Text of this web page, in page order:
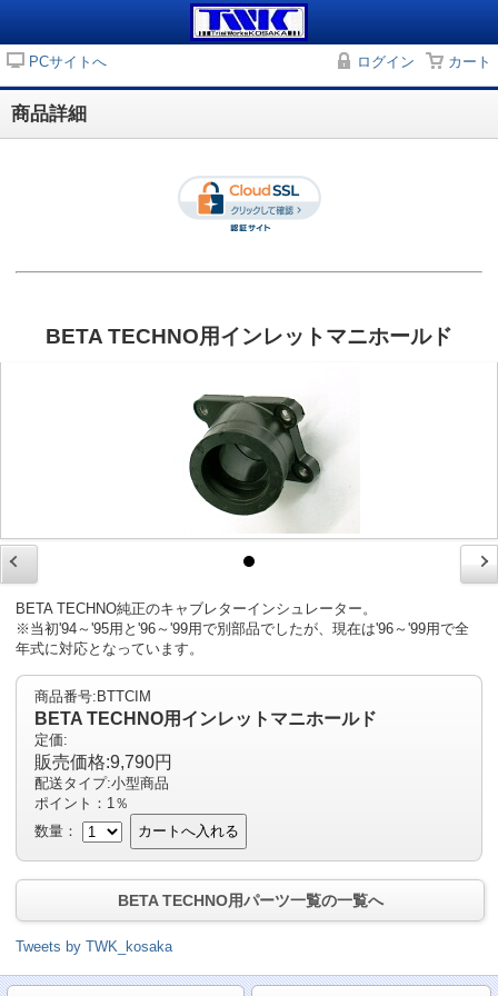
PCサイトへ ログイン カート
商品詳細
BETA TECHNO用インレットマニホールド
BETA TECHNO純正のキャブレターインシュレーター。
※当初'94～'95用と'96～'99用で別部品でしたが、現在は'96～'99用で全
年式に対応となっています。
商品番号:BTTCIM
BETA TECHNO用インレットマニホールド
定価:
販売価格:9,790円
配送タイプ:小型商品
ポイント：1％
数量：
カートへ入れる
BETA TECHNO用パーツ一覧の一覧へ
Tweets by TWK_kosaka